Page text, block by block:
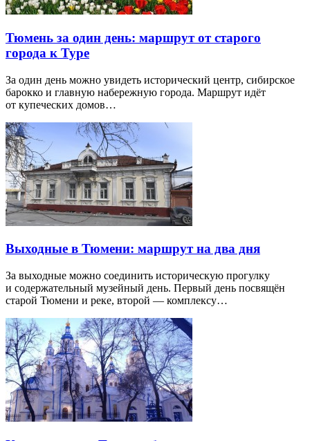
Тюмень за один день: маршрут от старого
города к Туре
За один день можно увидеть исторический центр, сибирское
барокко и главную набережную города. Маршрут идёт
от купеческих домов…
Выходные в Тюмени: маршрут на два дня
За выходные можно соединить историческую прогулку
и содержательный музейный день. Первый день посвящён
старой Тюмени и реке, второй — комплексу…